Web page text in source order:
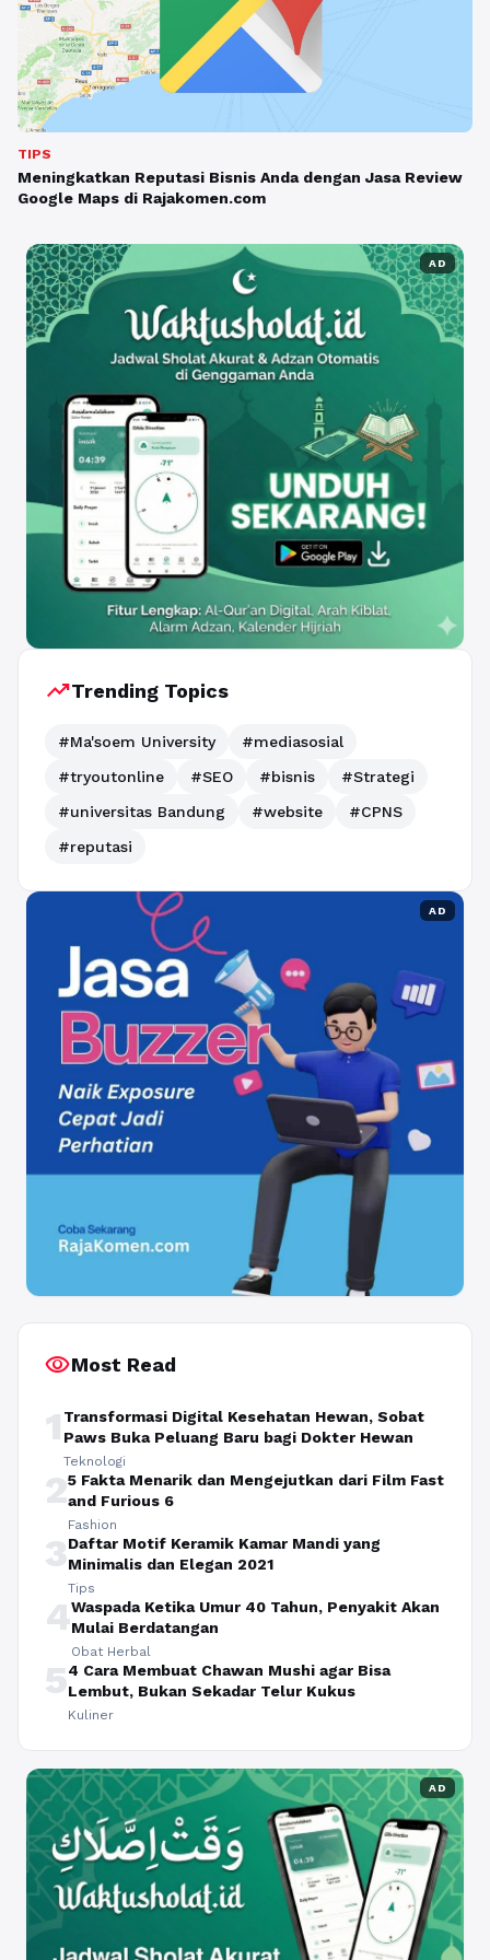
TIPS
Meningkatkan Reputasi Bisnis Anda dengan Jasa Review
Google Maps di Rajakomen.com
AD
trending_upTrending Topics
#Ma'soem University
#mediasosial
#tryoutonline
#SEO #bisnis
#Strategi
#universitas Bandung
#website
#CPNS
#reputasi
AD
visibilityMost Read
1 Transformasi Digital Kesehatan Hewan, Sobat
Paws Buka Peluang Baru bagi Dokter Hewan
Teknologi
25 Fakta Menarik dan Mengejutkan dari Film Fast
and Furious 6
Fashion
3Daftar Motif Keramik Kamar Mandi yang
Minimalis dan Elegan 2021
Tips
4Waspada Ketika Umur 40 Tahun, Penyakit Akan
Mulai Berdatangan
Obat Herbal
54 Cara Membuat Chawan Mushi agar Bisa
Lembut, Bukan Sekadar Telur Kukus
Kuliner
AD